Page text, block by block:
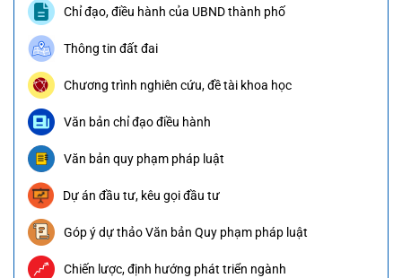
Chỉ đạo, điều hành của UBND thành phố
Thông tin đất đai
Chương trình nghiên cứu, đề tài khoa học
Văn bản chỉ đạo điều hành
Văn bản quy phạm pháp luật
Dự án đầu tư, kêu gọi đầu tư
Góp ý dự thảo Văn bản Quy phạm pháp luật
Chiến lược, định hướng phát triển ngành